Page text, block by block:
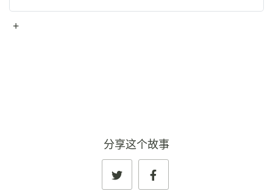
+
分享这个故事